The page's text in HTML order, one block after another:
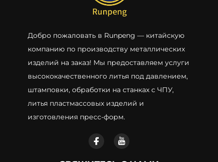
Добро пожаловать в Runpeng — китайскую
компанию по производству металлических
изделий на заказ! Мы предоставляем услуги
высококачественного литья под давлением,
штамповки, обработки на станках с ЧПУ,
литья пластмассовых изделий и
изготовления пресс-форм.